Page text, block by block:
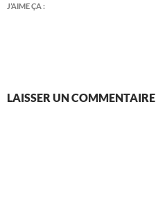
J’AIME ÇA :
LAISSER UN COMMENTAIRE